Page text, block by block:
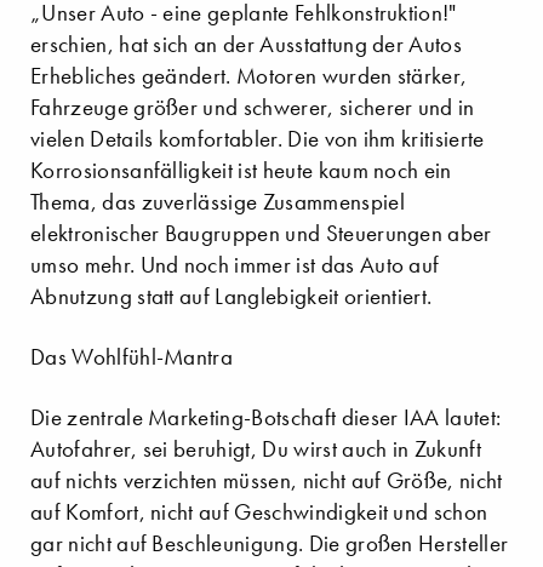
„Unser Auto - eine geplante Fehlkonstruktion!"
erschien, hat sich an der Ausstattung der Autos
Erhebliches geändert. Motoren wurden stärker,
Fahrzeuge größer und schwerer, sicherer und in
vielen Details komfortabler. Die von ihm kritisierte
Korrosionsanfälligkeit ist heute kaum noch ein
Thema, das zuverlässige Zusammenspiel
elektronischer Baugruppen und Steuerungen aber
umso mehr. Und noch immer ist das Auto auf
Abnutzung statt auf Langlebigkeit orientiert.
Das Wohlfühl-Mantra
Die zentrale Marketing-Botschaft dieser IAA lautet:
Autofahrer, sei beruhigt, Du wirst auch in Zukunft
auf nichts verzichten müssen, nicht auf Größe, nicht
auf Komfort, nicht auf Geschwindigkeit und schon
gar nicht auf Beschleunigung. Die großen Hersteller